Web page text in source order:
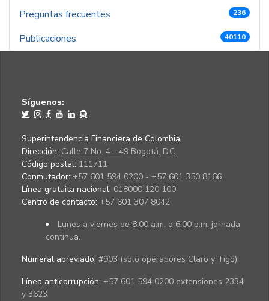
Preguntas frecuentes 236
Publicaciones 40110
Síguenos:
Superintendencia Financiera de Colombia
Dirección: Calle 7 No. 4 - 49 Bogotá, D.C.
Código postal: 111711
Conmutador: +57 601 594 0200 - +57 601 350 8166
Línea gratuita nacional: 018000 120 100
Centro de contacto: +57 601 307 8042
Lunes a viernes de 8:00 a.m. a 6:00 p.m. jornada
continua.
Numeral abreviado: #903 (solo operadores Claro y Tigo)
Línea anticorrupción: +57 601 594 0200 extensiones 2334
y 3623